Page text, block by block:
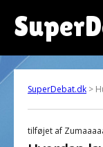
SuperDebat.dk >
tilføjet af